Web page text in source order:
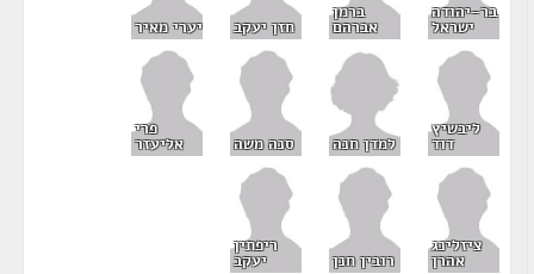
בר-יהודה
ישראל
ברמן
אברהם חזן יעקב יערי מאיר
ליבשיץ
דוד למדן חנה סנה משה
פרי
אליעזר
ציזלינג
אהרן רובין חנן
ריפתין
יעקב